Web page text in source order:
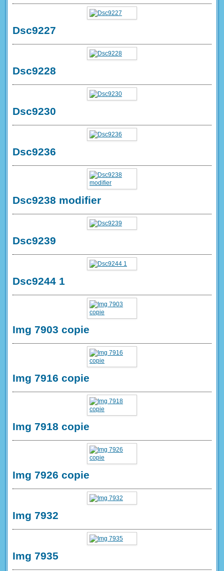
Dsc9227
Dsc9228
Dsc9230
Dsc9236
Dsc9238 modifier
Dsc9239
Dsc9244 1
Img 7903 copie
Img 7916 copie
Img 7918 copie
Img 7926 copie
Img 7932
Img 7935